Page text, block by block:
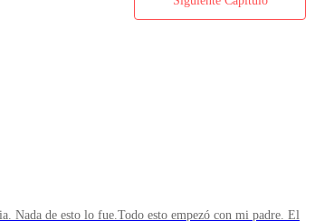
Nada de esto lo fue.Todo esto empezó con mi padre. El